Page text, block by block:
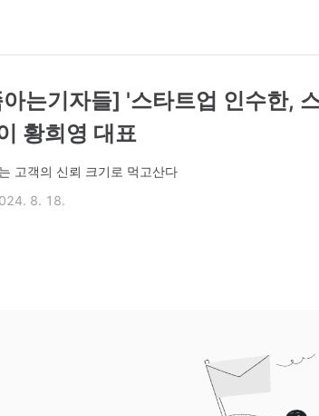
는기자들] '스타트업 인수한,
황희영 대표
고객의 신뢰 크기로 먹고산다
8. 18.